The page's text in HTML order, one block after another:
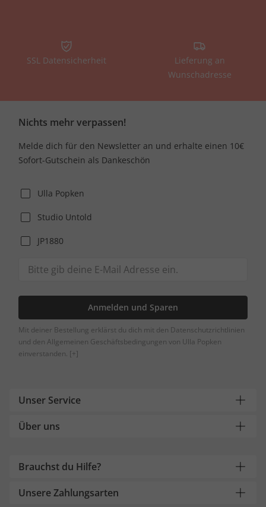
SSL Datensicherheit
Lieferung an
Wunschadresse
Nichts mehr verpassen!
Melde dich für den Newsletter an und erhalte einen 10€
Sofort-Gutschein als Dankeschön
Ulla Popken
Studio Untold
JP1880
Anmelden und Sparen
Mit deiner Bestellung erklärst du dich mit den Datenschutzrichtlinien
und den Allgemeinen Geschäftsbedingungen von Ulla Popken
einverstanden. [+]
Unser Service
Über uns
Brauchst du Hilfe?
Unsere Zahlungsarten